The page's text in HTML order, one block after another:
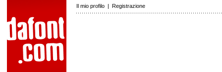
Il mio profilo | Registrazione